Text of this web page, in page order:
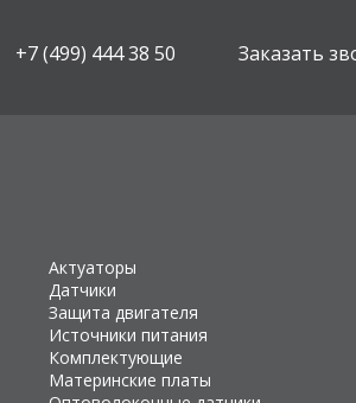
+7 (499) 444 38 50 Заказать
Актуаторы
Датчики
Защита двигателя
Источники питания
Комплектующие
Материнские платы